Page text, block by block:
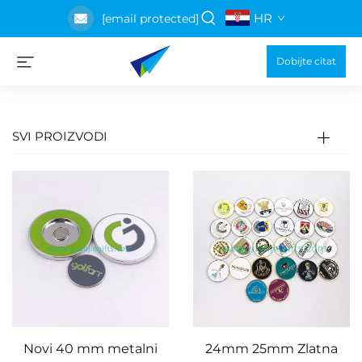
[email protected] HR
Dobijte citat
SVI PROIZVODI
Novi 40 mm metalni
24mm 25mm Zlatna